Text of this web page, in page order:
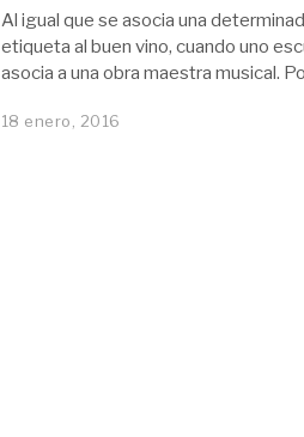
Al igual que se asocia una
etiqueta al buen vino, cuando uno
asocia a una obra maestra musical.
18 enero, 2016